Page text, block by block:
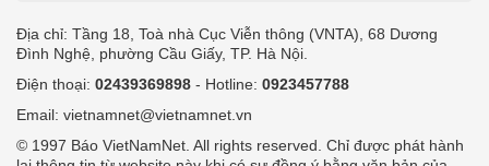
Địa chỉ: Tầng 18, Toà nhà Cục Viễn thông (VNTA), 68 Dương
Đình Nghệ, phường Cầu Giấy, TP. Hà Nội.
Điện thoại: 02439369898 - Hotline: 0923457788
Email: vietnamnet@vietnamnet.vn
© 1997 Báo VietNamNet. All rights reserved. Chỉ được phát hành